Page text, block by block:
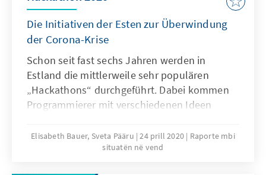
Ländern werden voraussichtlich bald
Entscheidungen treffen.
Die Initiativen der Esten zur Überwindung
der Corona-Krise
Schon seit fast sechs Jahren werden in
Estland die mittlerweile sehr populären
„Hackathons“ durchgeführt. Dabei kommen
Programmierer mit verschiedenen Ideen
entwickeln. In diesem Jahr fanden bereits
zwei davon statt. Das Ziel: Lösungen zur
Elisabeth Bauer, Sveta Pääru 24 prill 2020
Raporte mbi
situatën në vend